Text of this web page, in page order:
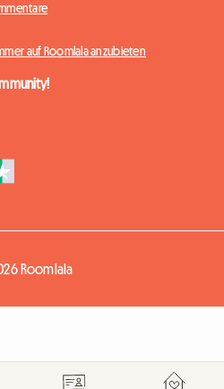
auf Roomlala anzubieten
Roomlala